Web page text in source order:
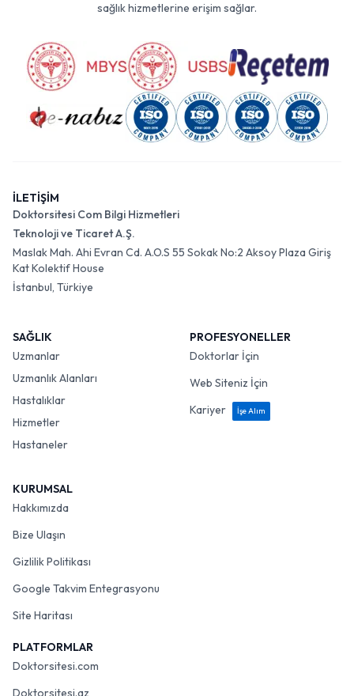
sağlık hizmetlerine erişim sağlar.
İLETİŞİM
Doktorsitesi Com Bilgi Hizmetleri
Teknoloji ve Ticaret A.Ş.
Maslak Mah. Ahi Evran Cd. A.O.S 55 Sokak No:2 Aksoy Plaza Giriş
Kat Kolektif House
İstanbul, Türkiye
SAĞLIK
Uzmanlar
Uzmanlık Alanları
Hastalıklar
Hizmetler
Hastaneler
PROFESYONELLER
Doktorlar İçin
Web Siteniz İçin
Kariyer
İşe Alım
KURUMSAL
Hakkımızda
Bize Ulaşın
Gizlilik Politikası
Google Takvim Entegrasyonu
Site Haritası
PLATFORMLAR
Doktorsitesi.com
Doktorsitesi.az